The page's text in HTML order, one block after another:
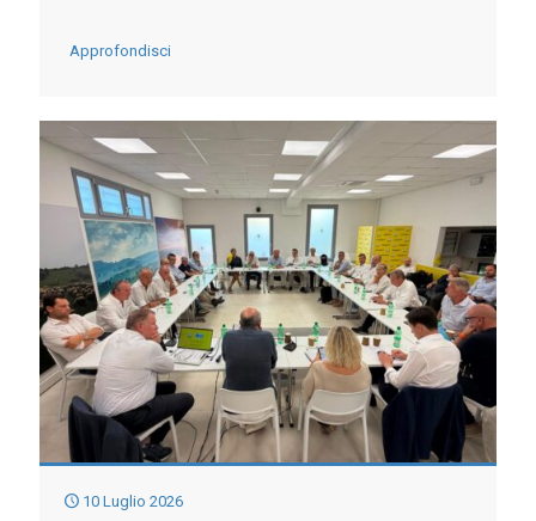
Approfondisci-
CALDO:
ITALIA
PRIMA
IN
EUROPA
PER
NUMERO
DECESSI
CHE
RADDOPPIERANNO
10 Luglio 2026